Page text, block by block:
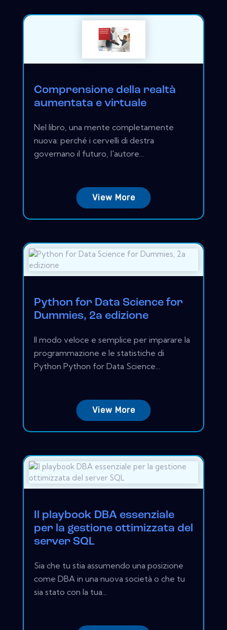
Comprensione della realtà
aumentata e virtuale
Nel libro, una mente completamente
nuova: perché i cervelli di destra
governano il futuro, l'autore...
View More
Python for Data Science for
Dummies, 2a edizione
Il modo veloce e semplice per imparare la
programmazione e le statistiche di
Python Python for Data Science...
View More
Il playbook DBA essenziale
per la gestione ottimizzata del
server SQL
Sia che tu stia assumendo una posizione
come DBA in una nuova società o che tu
sia stato con la tua...